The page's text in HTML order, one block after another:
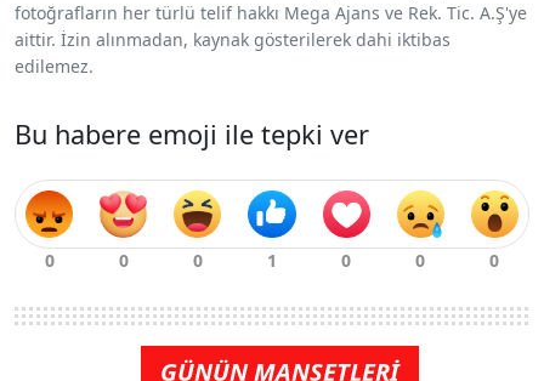
fotoğrafların her türlü telif hakkı Mega Ajans ve Rek. Tic. A.Ş'ye
aittir. İzin alınmadan, kaynak gösterilerek dahi iktibas
edilemez.
Bu habere emoji ile tepki ver
GÜNÜN MANŞETLERİ